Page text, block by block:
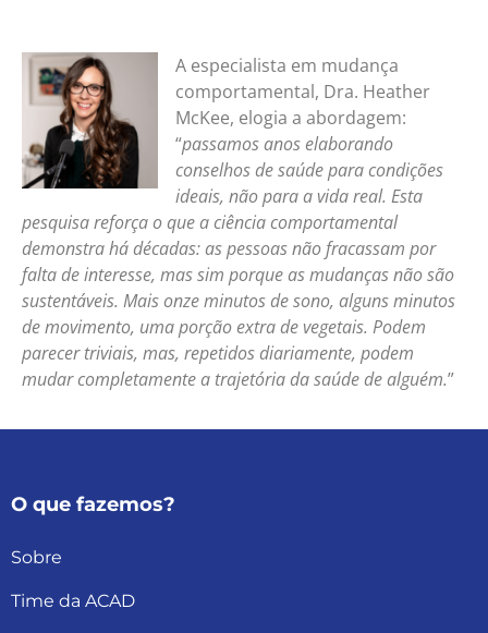
A especialista em mudança
comportamental, Dra. Heather
McKee, elogia a abordagem:
“passamos anos elaborando
conselhos de saúde para condições
ideais, não para a vida real. Esta
pesquisa reforça o que a ciência comportamental
demonstra há décadas: as pessoas não fracassam por
falta de interesse, mas sim porque as mudanças não são
sustentáveis. Mais onze minutos de sono, alguns minutos
de movimento, uma porção extra de vegetais. Podem
parecer triviais, mas, repetidos diariamente, podem
mudar completamente a trajetória da saúde de alguém.”
O que fazemos?
Sobre
Time da ACAD